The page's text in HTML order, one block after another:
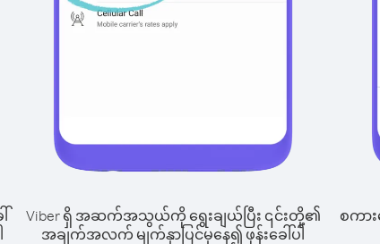
Viber ရှိ အဆက်အသွယ်ကို ရွေးချယ်ပြီး ၎င်းတို့၏
အချက်အလက် မျက်နှာပြင်မှနေ၍ ဖုန်းခေါ်ပါ
စကား